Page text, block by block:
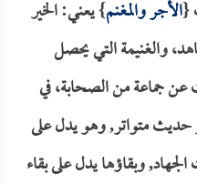
{الأجر والمغنم} يعني: الخير
والغنيمة التي يحصل
جماعة من الصحابة، في
متواتر, وهو يدل على
وبقاؤها يدل على بقاء